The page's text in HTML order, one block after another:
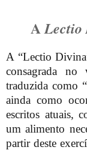
ALectio
A “Lectio
consagrada no
traduzida como
ainda como
escritos atuais,
um alimento
partir deste